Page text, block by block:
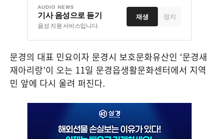
AUDIO NEWS
기사 음성으로 듣기
음성 지원 서비스입니다.
재생 정지
문경의 대표 민요이자 문경시 보호문화유산인 ‘문경새
재아리랑’이 오는 11일 문경읍생활문화센터에서 지역
민 앞에 다시 울려 퍼진다.